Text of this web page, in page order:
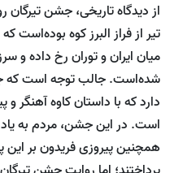
از دیدگاه تاریخی، جشن
تیر از فراز البرز کوه
میان ایران و توران رخ داده‌ و
شده‌است. جالب توجه است که
دارد که با داستان کاوه آهنگر
است. در این جشن، مردم به
همچنین پیروزی فریدون بر